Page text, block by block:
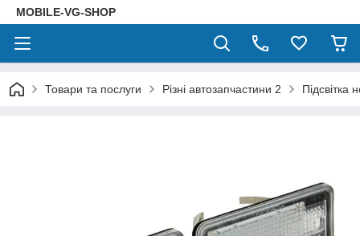
MOBILE-VG-SHOP
Товари та послуги Різні автозапчастини 2 Підсвітка